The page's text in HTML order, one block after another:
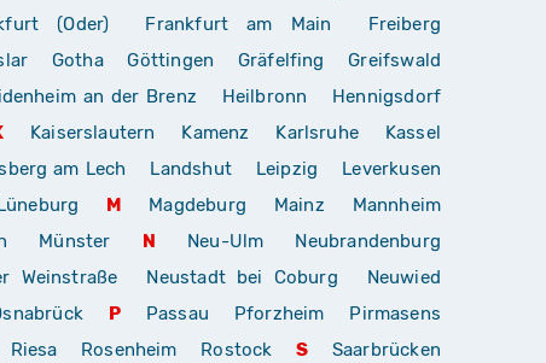
(Oder) Frankfurt am Main
Freiberg
Gotha Göttingen Gräfelfing
Greifswald
an der Brenz Heilbronn
Hennigsdorf
Kaiserslautern Kamenz Karlsruhe
Kassel
am Lech Landshut Leipzig
Leverkusen
M Magdeburg Mainz
Mannheim
Münster N Neu-Ulm
Neubrandenburg
Weinstraße Neustadt bei Coburg
Neuwied
P Passau Pforzheim
Pirmasens
Riesa Rosenheim Rostock S Saarbrücken